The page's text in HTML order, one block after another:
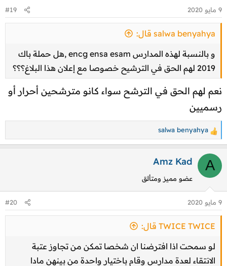
9 مايو 2020 #19
salwa benyahya قال:
و بالنسبة لهذه المدارس encg ensa esam ,هل حملة باك
2019 لهم الحق في الترشيح خصوصا مع إعلان هذا البلاغ؟؟؟
نعم لهم الحق في الترشح سواء كانو مترشحين أحرار أو
رسميين
ل
ت
ع
ا
ت
salwa benyahya
A
Amz Kad
عضو مميز ومتألق
9 مايو 2020 #20
TWICE TWICE قال:
لو سمحت اذا افترضنا ان شخصا تمكن من تجاوز عتبة
الانتقاء لعدة مدارس وقام باختيار واحدة من بينهن مادا